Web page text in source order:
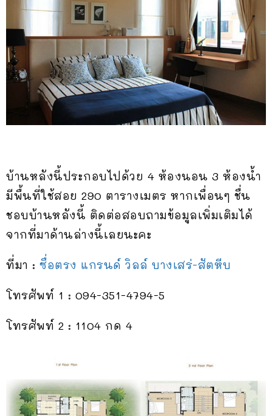
บ้านหลังนี้ประกอบไปด้วย 4 ห้องนอน 3 ห้องน้ำ
มีพื้นที่ใช้สอย 290 ตารางเมตร หากเพื่อนๆ ชื่น
ชอบบ้านหลังนี้ ติดต่อสอบถามข้อมูลเพิ่มเติมได้
จากที่มาด้านล่างนี้เลยนะคะ
ที่มา : ซื่อตรง แกรนด์ วิลล์ บางเสร่-สัตหีบ
โทรศัพท์ 1 : 094-351-4794-5
โทรศัพท์ 2 : 1104 กด 4